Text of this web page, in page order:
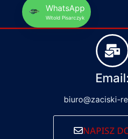
WhatsApp
Witold Pisarczyk
Email:
biuro@zaciski-
NAPISZ